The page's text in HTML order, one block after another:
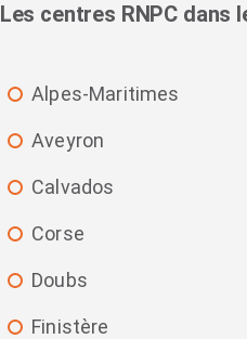
Les centres RNPC dans
Alpes-Maritimes
Aveyron
Calvados
Corse
Doubs
Finistère